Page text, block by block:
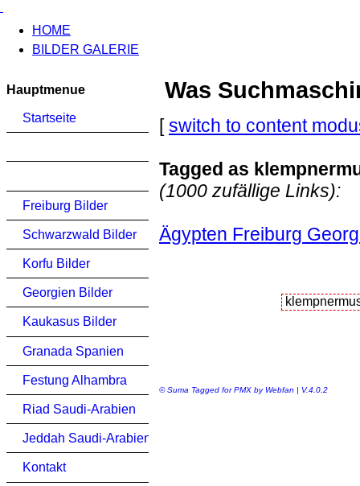
HOME
BILDER GALERIE
Hauptmenue
Startseite
Freiburg Bilder
Schwarzwald Bilder
Korfu Bilder
Georgien Bilder
Kaukasus Bilder
Granada Spanien
Festung Alhambra
Riad Saudi-Arabien
Jeddah Saudi-Arabien
Kontakt
Was
[switch to content
Tagged as
(1000 zufällige Links):
Ägypten Freiburg
© Suma Tagged for PMX by Webfan | V.4.0.2